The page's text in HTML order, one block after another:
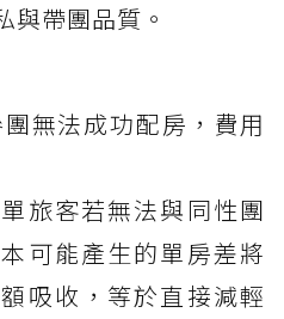
與帶團品質。
無法成功配房，費用
旅客若無法與同性團
可能產生的單房差將
吸收，等於直接減輕